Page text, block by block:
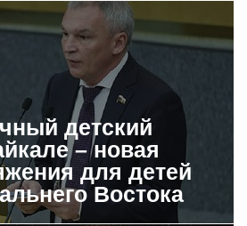
детский
– новая
для детей
Востока